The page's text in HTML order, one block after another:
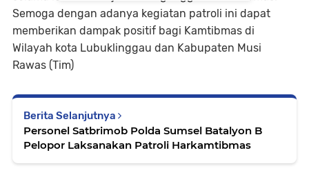
Semoga dengan adanya kegiatan patroli ini dapat
memberikan dampak positif bagi Kamtibmas di
Wilayah kota Lubuklinggau dan Kabupaten Musi
Rawas (Tim)
Berita Selanjutnya
Personel Satbrimob Polda Sumsel Batalyon B
Pelopor Laksanakan Patroli Harkamtibmas